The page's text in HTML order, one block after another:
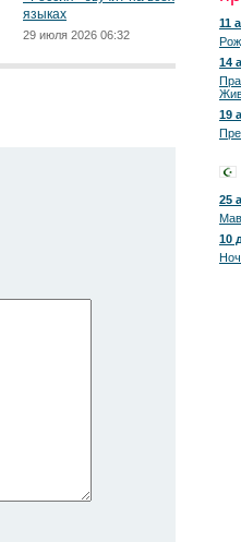
11
14
19
25
10
языках
29 июля 2026 06:32